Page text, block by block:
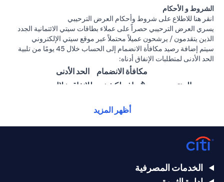
الشروط و الأحكام
انقر هنا opens in a new tab
للاطلاع على شروط وأحكام العرض الترحيبي
يسري العرض الترحيبي حصراً على عملاء بطاقات سيتي الائتمانية الجدد
الذين يتقدمون / يرشحون عميلاً محتملاً عبر موقع سيتي الإلكتروني
سيتم إضافة رصيد مكافأة الانضمام إلى الحساب خلال 45 يومًا من تلبية
الحد الأدنى لمتطلبات الإنفاق أدناه:
المنتج
مكافأة الانضمام
(تُضاف لكشف
الحد الأدنى
للإنفاق خلال
سيتي ألتيما
درهم
بطاقة سيتي
أظهر المزيد
الخدمات المصرفية